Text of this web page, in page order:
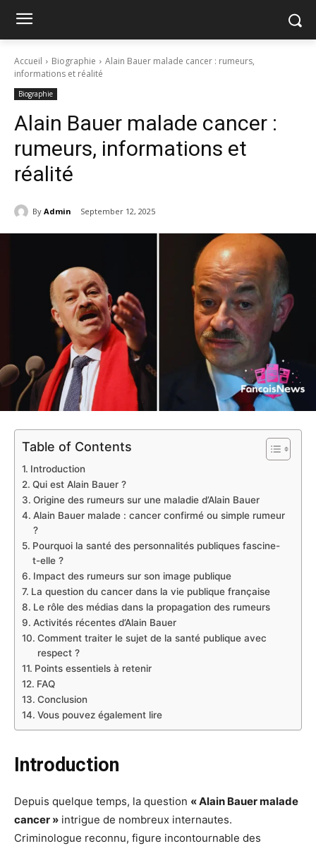
Accueil Biographie
Alain Bauer malade cancer : rumeurs,
informations et réalité
Biographie
Alain Bauer malade cancer :
rumeurs, informations et
réalité
By Admin September 12, 2025
Table of Contents
Introduction
Qui est Alain Bauer ?
Origine des rumeurs sur une maladie d’Alain Bauer
Alain Bauer malade : cancer confirmé ou simple rumeur
?
Pourquoi la santé des personnalités publiques fascine-
t-elle ?
Impact des rumeurs sur son image publique
La question du cancer dans la vie publique française
Le rôle des médias dans la propagation des rumeurs
Activités récentes d’Alain Bauer
Comment traiter le sujet de la santé publique avec
respect ?
Points essentiels à retenir
FAQ
Conclusion
Vous pouvez également lire
Introduction
Depuis quelque temps, la question « Alain Bauer malade
cancer » intrigue de nombreux internautes.
Criminologue reconnu, figure incontournable des